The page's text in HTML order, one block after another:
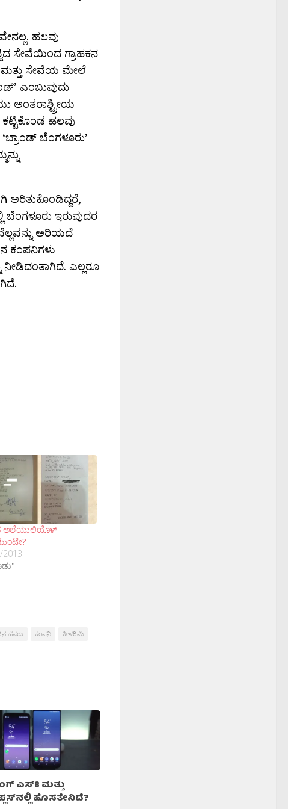
ಹಲವು
ಸೇವೆಯಿಂದ ಗ್ರಾಹಕನ
ಮತ್ತು ಸೇವೆಯ ಮೇಲೆ
ಎಂಬುವುದು
ಅಂತರಾಶ್ಟ್ರೀಯ
ಕಟ್ಟಿಕೊಂಡ ಹಲವು
ಬೆಂಗಳೂರು’
ಅರಿತುಕೊಂಡಿದ್ದರೆ,
ಬೆಂಗಳೂರು ಇರುವುದರ
ಅರಿಯದೆ
ಕಂಪನಿಗಳು
ಎಲ್ಲರೂ
ಅಲೆಯುಲಿಯೊಳ್
2013
ಹೆಸರು ಕಂಪನಿ
ಕೀಳರಿಮೆ
ಎಸ್8 ಮತ್ತು
ಹೊಸತೇನಿದೆ?